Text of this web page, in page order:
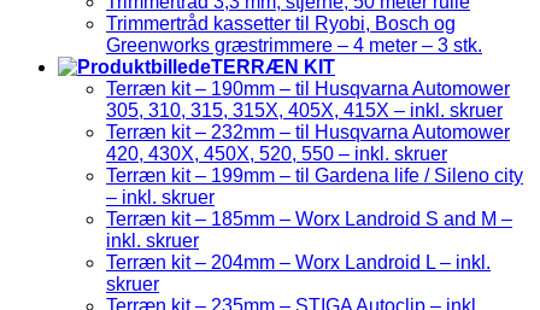
Trimmertråd kassetter til Ryobi, Bosch og
Greenworks græstrimmere – 4 meter – 3 stk.
TERRÆN KIT
Terræn kit – 190mm – til Husqvarna Automower
305, 310, 315, 315X, 405X, 415X – inkl. skruer
Terræn kit – 232mm – til Husqvarna Automower
420, 430X, 450X, 520, 550 – inkl. skruer
Terræn kit – 199mm – til Gardena life / Sileno city
– inkl. skruer
Terræn kit – 185mm – Worx Landroid S and M –
inkl. skruer
Terræn kit – 204mm – Worx Landroid L – inkl.
skruer